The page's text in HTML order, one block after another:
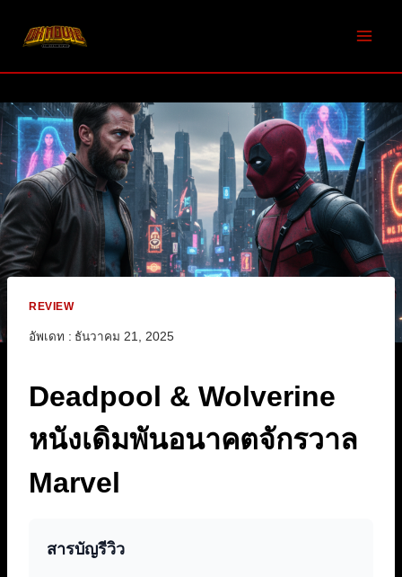
REVIEW
อัพเดท : ธันวาคม 21, 2025
Deadpool & Wolverine
หนังเดิมพันอนาคตจักรวาล
Marvel
สารบัญรีวิว